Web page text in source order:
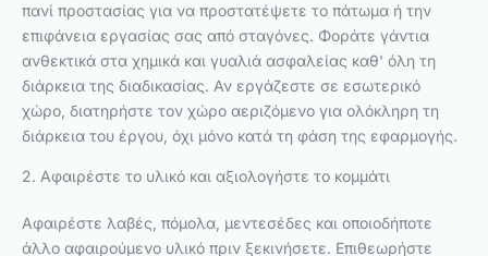
πανί προστασίας για να προστατέψετε το πάτωμα ή την
επιφάνεια εργασίας σας από σταγόνες. Φοράτε γάντια
ανθεκτικά στα χημικά και γυαλιά ασφαλείας καθ' όλη τη
διάρκεια της διαδικασίας. Αν εργάζεστε σε εσωτερικό
χώρο, διατηρήστε τον χώρο αεριζόμενο για ολόκληρη τη
διάρκεια του έργου, όχι μόνο κατά τη φάση της εφαρμογής.
2. Αφαιρέστε το υλικό και αξιολογήστε το κομμάτι
Αφαιρέστε λαβές, πόμολα, μεντεσέδες και οποιοδήποτε
άλλο αφαιρούμενο υλικό πριν ξεκινήσετε. Επιθεωρήστε